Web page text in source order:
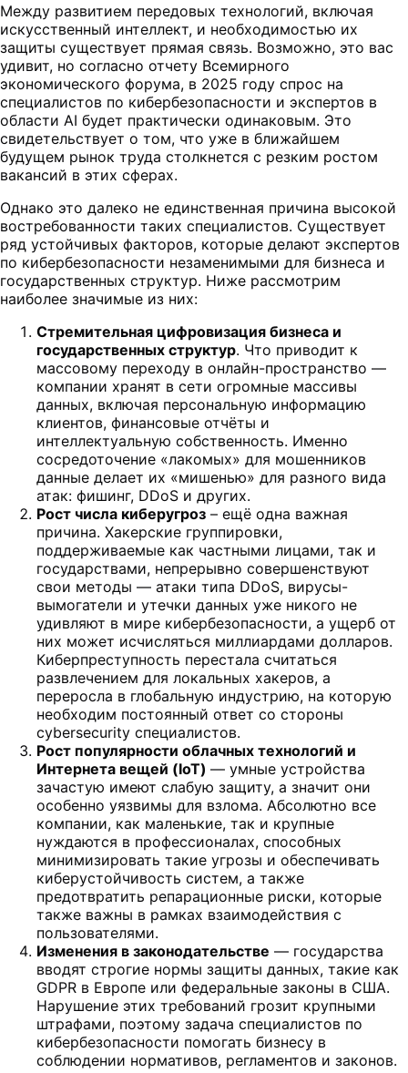
Между развитием передовых технологий, включая
искусственный интеллект, и необходимостью их
защиты существует прямая связь. Возможно, это вас
удивит, но согласно отчету Всемирного
экономического форума, в 2025 году спрос на
специалистов по кибербезопасности и экспертов в
области AI будет практически одинаковым. Это
свидетельствует о том, что уже в ближайшем
будущем рынок труда столкнется с резким ростом
вакансий в этих сферах.
Однако это далеко не единственная причина высокой
востребованности таких специалистов. Существует
ряд устойчивых факторов, которые делают экспертов
по кибербезопасности незаменимыми для бизнеса и
государственных структур. Ниже рассмотрим
наиболее значимые из них:
Стремительная цифровизация бизнеса и
государственных структур. Что приводит к
массовому переходу в онлайн-пространство —
компании хранят в сети огромные массивы
данных, включая персональную информацию
клиентов, финансовые отчёты и
интеллектуальную собственность. Именно
сосредоточение «лакомых» для мошенников
данные делает их «мишенью» для разного вида
атак: фишинг, DDoS и других.
Рост числа киберугроз – ещё одна важная
причина. Хакерские группировки,
поддерживаемые как частными лицами, так и
государствами, непрерывно совершенствуют
свои методы — атаки типа DDoS, вирусы-
вымогатели и утечки данных уже никого не
удивляют в мире кибербезопасности, а ущерб от
них может исчисляться миллиардами долларов.
Киберпреступность перестала считаться
развлечением для локальных хакеров, а
переросла в глобальную индустрию, на которую
необходим постоянный ответ со стороны
cybersecurity специалистов.
Рост популярности облачных технологий и
Интернета вещей (IoT) — умные устройства
зачастую имеют слабую защиту, а значит они
особенно уязвимы для взлома. Абсолютно все
компании, как маленькие, так и крупные
нуждаются в профессионалах, способных
минимизировать такие угрозы и обеспечивать
киберустойчивость систем, а также
предотвратить репарационные риски, которые
также важны в рамках взаимодействия с
пользователями.
Изменения в законодательстве — государства
вводят строгие нормы защиты данных, такие как
GDPR в Европе или федеральные законы в США.
Нарушение этих требований грозит крупными
штрафами, поэтому задача специалистов по
кибербезопасности помогать бизнесу в
соблюдении нормативов, регламентов и законов.